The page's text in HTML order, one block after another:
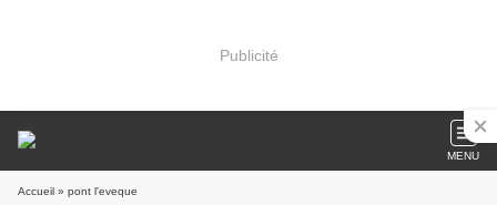
Publicité
MENU
Accueil » pont l'eveque